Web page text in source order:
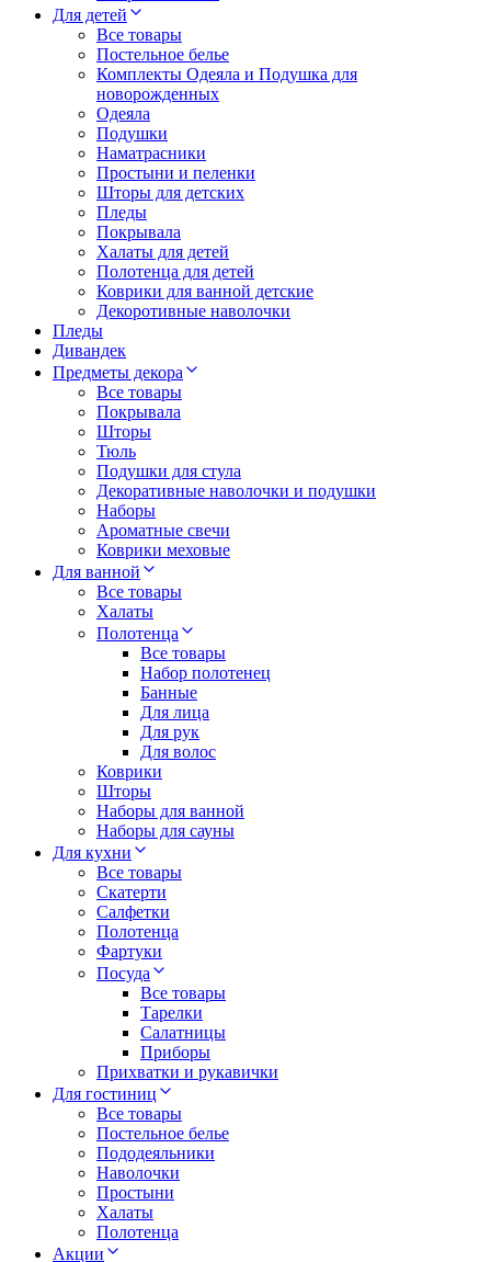
Для детей
Все товары
Постельное белье
Комплекты Одеяла и Подушка для
новорожденных
Одеяла
Подушки
Наматрасники
Простыни и пеленки
Шторы для детских
Пледы
Покрывала
Халаты для детей
Полотенца для детей
Коврики для ванной детские
Декоротивные наволочки
Пледы
Дивандек
Предметы декора
Все товары
Покрывала
Шторы
Тюль
Подушки для стула
Декоративные наволочки и подушки
Наборы
Ароматные свечи
Коврики меховые
Для ванной
Все товары
Халаты
Полотенца
Все товары
Набор полотенец
Банные
Для лица
Для рук
Для волос
Коврики
Шторы
Наборы для ванной
Наборы для сауны
Для кухни
Все товары
Скатерти
Салфетки
Полотенца
Фартуки
Посуда
Все товары
Тарелки
Салатницы
Приборы
Прихватки и рукавички
Для гостиниц
Все товары
Постельное белье
Пододеяльники
Наволочки
Простыни
Халаты
Полотенца
Акции